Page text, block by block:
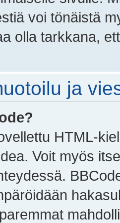
voi tönäistä
olla tarkkana,
ja
HTML-
Voit myös